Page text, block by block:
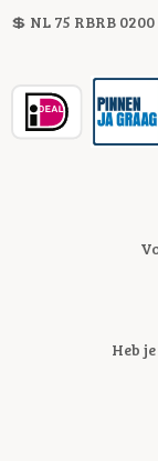
💲 NL 75 RBRB
Heb